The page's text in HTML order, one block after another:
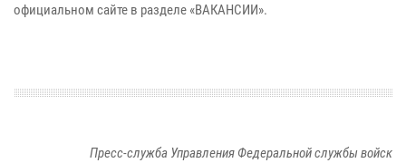
официальном сайте в разделе «ВАКАНСИИ».
Пресс-служба Управления Федеральной службы войск